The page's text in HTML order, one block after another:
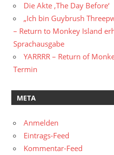
Die Akte ‚The Day Before‘
„Ich bin Guybrush
– Return to Monkey Island
Sprachausgabe
YARRRR – Return of
Termin
META
Anmelden
Eintrags-Feed
Kommentar-Feed